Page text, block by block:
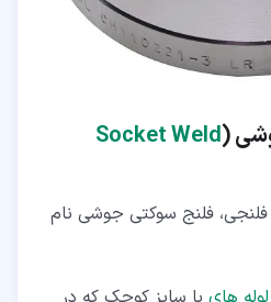
(
Socket Weld
فلنجی، فلنج سوکتی جوشی نام